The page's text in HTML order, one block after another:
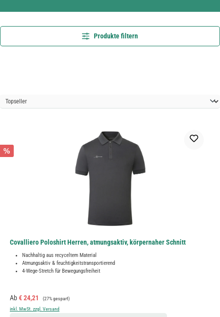
Produkte filtern
%
Covalliero Poloshirt Herren, atmungsaktiv, körpernaher Schnitt
Nachhaltig aus recyceltem Material
Atmungsaktiv & feuchtigkeitstransportierend
4-Wege-Stretch für Bewegungsfreiheit
Verkaufspreis:
Ab€ 24,21 Regulärer Preis:
(27% gespart)
inkl. MwSt. zzgl. Versand